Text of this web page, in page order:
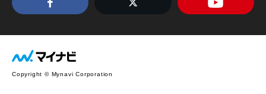
Copyright © Mynavi Corporation